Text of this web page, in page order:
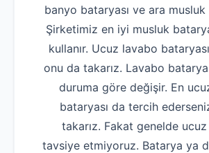
banyo bataryası ve ara musluk
Şirketimiz en iyi musluk
kullanır. Ucuz lavabo
onu da takarız. Lavabo
duruma göre değişir. En
bataryası da tercih
takarız. Fakat genelde
tavsiye etmiyoruz. Batarya ya